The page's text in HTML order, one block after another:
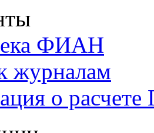
ФИАН
журналам
о